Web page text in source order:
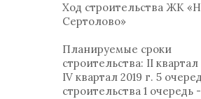
Ход строительства ЖК
Сертолово»
Планируемые сроки
строительства: ІI квартал
ІV квартал 2019 г. 5
строительства 1 очередь